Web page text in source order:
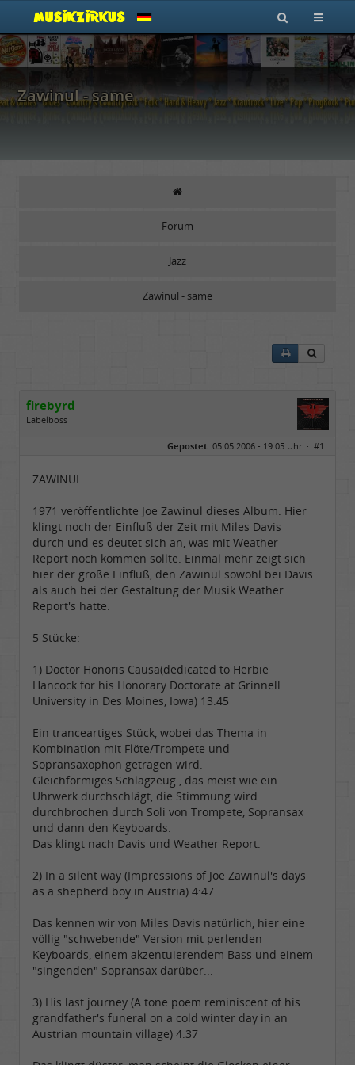
Zawinul - same
Forum
Jazz
Zawinul - same
firebyrd
Labelboss
Hausgeburt (Ausgeburt?)
Gepostet: 05.05.2006 - 19:05 Uhr · #1
ZAWINUL
1971 veröffentlichte Joe Zawinul dieses Album. Hier
klingt noch der Einfluß der Zeit mit Miles Davis
durch und es deutet sich an, was mit Weather
Report noch kommen sollte. Einmal mehr zeigt sich
hier der große Einfluß, den Zawinul sowohl bei Davis
als auch bei der Gestaltung der Musik Weather
Report's hatte.
5 Stücke:
1) Doctor Honoris Causa(dedicated to Herbie
Hancock for his Honorary Doctorate at Grinnell
University in Des Moines, Iowa) 13:45
Ein tranceartiges Stück, wobei das Thema in
Kombination mit Flöte/Trompete und
Sopransaxophon getragen wird.
Gleichförmiges Schlagzeug , das meist wie ein
Uhrwerk durchschlägt, die Stimmung wird
durchbrochen durch Soli von Trompete, Sopransax
und dann den Keyboards.
Das klingt nach Davis und Weather Report.
2) In a silent way (Impressions of Joe Zawinul's days
as a shepherd boy in Austria) 4:47
Das kennen wir von Miles Davis natürlich, hier eine
völlig "schwebende" Version mit perlenden
Keyboards, einem akzentuierendem Bass und einem
"singenden" Sopransax darüber...
3) His last journey (A tone poem reminiscent of his
grandfather's funeral on a cold winter day in an
Austrian mountain village) 4:37